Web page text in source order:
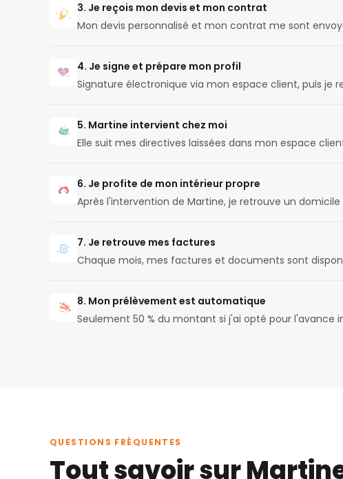
3. Je reçois mon devis et mon contrat
Mon devis personnalisé et mon contrat me sont
4. Je signe et prépare mon profil
Signature électronique via mon espace client, puis je
5. Martine intervient chez moi
Elle suit mes directives laissées dans mon espace
6. Je profite de mon intérieur propre
Après l'intervention de Martine, je retrouve un
7. Je retrouve mes factures
Chaque mois, mes factures et documents sont
8. Mon prélèvement est automatique
Seulement 50 % du montant si j'ai opté pour
QUESTIONS FRÉQUENTES
Tout savoir sur